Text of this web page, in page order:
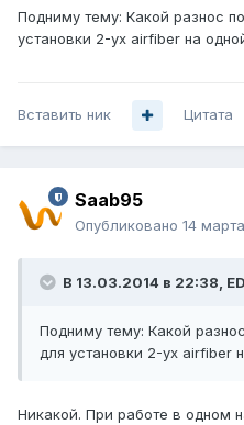
Подниму тему: Какой разнос
установки 2-ух airfiber на
Вставить ник Цитата
Saab95
Опубликовано 14
В 13.03.2014 в 22:38,
Подниму тему: Какой
для установки 2-ух airfiber
Никакой. При работе в одном